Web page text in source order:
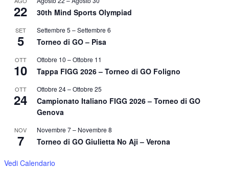
22 30th Mind Sports Olympiad
SET
5
Settembre 5 –Settembre 6
Torneo di GO – Pisa
OTT
10
Ottobre 10 –Ottobre 11
Tappa FIGG 2026 – Torneo di GO Foligno
OTT
24
Ottobre 24–Ottobre 25
Campionato Italiano FIGG 2026 – Torneo di GO
Genova
NOV
7
Novembre 7– Novembre 8
Torneo di GO Giulietta No Aji – Verona
Vedi Calendario